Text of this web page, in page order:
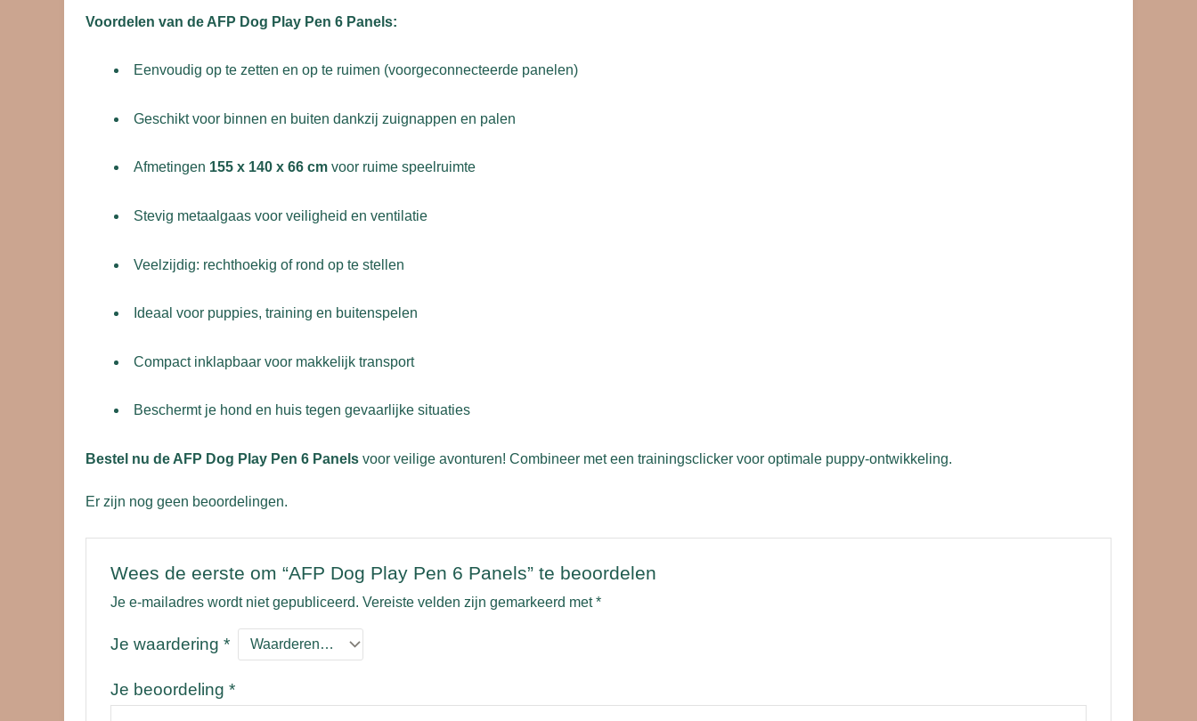
Voordelen van de AFP Dog Play Pen 6 Panels:
Eenvoudig op te zetten en op te ruimen (voorgeconnecteerde panelen)
Geschikt voor binnen en buiten dankzij zuignappen en palen
Afmetingen 155 x 140 x 66 cm voor ruime speelruimte
Stevig metaalgaas voor veiligheid en ventilatie
Veelzijdig: rechthoekig of rond op te stellen
Ideaal voor puppies, training en buitenspelen
Compact inklapbaar voor makkelijk transport
Beschermt je hond en huis tegen gevaarlijke situaties
Bestel nu de AFP Dog Play Pen 6 Panels voor veilige avonturen! Combineer met een trainingsclicker voor optimale puppy-ontwikkeling.
Er zijn nog geen beoordelingen.
Wees de eerste om “AFP Dog Play Pen 6 Panels” te beoordelen
Je e-mailadres wordt niet gepubliceerd. Vereiste velden zijn gemarkeerd met*
Je waardering *
Je beoordeling *